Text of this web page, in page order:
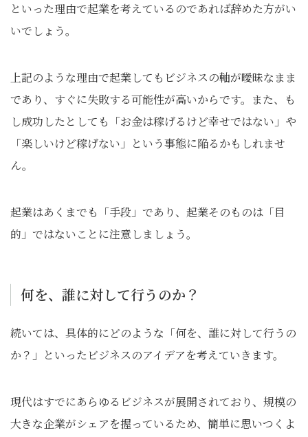
といった理由で起業を考えているのであれば辞めた方がい
いでしょう。
上記のような理由で起業してもビジネスの軸が曖昧なまま
であり、すぐに失敗する可能性が高いからです。また、も
し成功したとしても「お金は稼げるけど幸せではない」や
「楽しいけど稼げない」という事態に陥るかもしれませ
ん。
起業はあくまでも「手段」であり、起業そのものは「目
的」ではないことに注意しましょう。
何を、誰に対して行うのか？
続いては、具体的にどのような「何を、誰に対して行うの
か？」といったビジネスのアイデアを考えていきます。
現代はすでにあらゆるビジネスが展開されており、規模の
大きな企業がシェアを握っているため、簡単に思いつくよ